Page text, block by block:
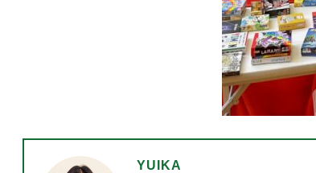
YUIKA